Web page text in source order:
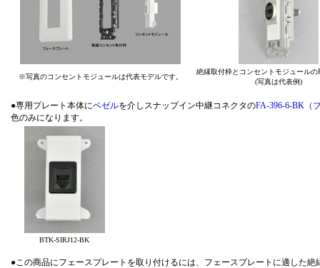
※写真のコンセントモジュールは代表モデルです。
絶縁取付枠とコンセントモジュールの
(写真は代表例)
●専用プレート本体にベゼルを介しスナップイン中継コネクタのFA-396-6-BK（
色のみになります。
BTK-SIRJ12-BK
●この商品にフェースプレートを取り付けるには、フェースプレートに適した絶